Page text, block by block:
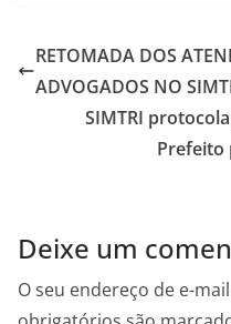
RETOMADA DOS
ADVOGADOS NO
SIMTRI
Prefeito
Deixe um
O seu endereço de e-